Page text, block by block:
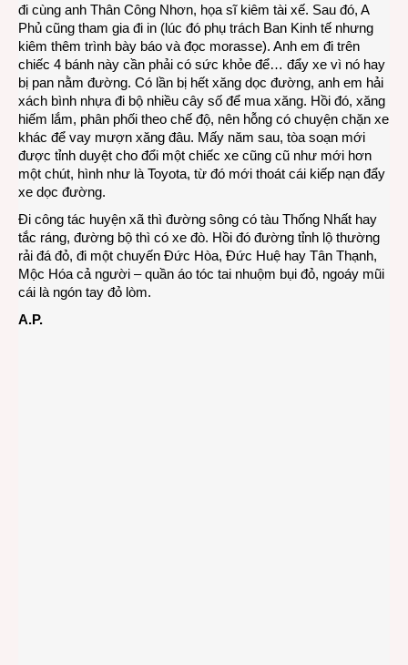
đi cùng anh Thân Công Nhơn, họa sĩ kiêm tài xế. Sau đó, A
Phủ cũng tham gia đi in (lúc đó phụ trách Ban Kinh tế nhưng
kiêm thêm trình bày báo và đọc morasse). Anh em đi trên
chiếc 4 bánh này cần phải có sức khỏe để… đẩy xe vì nó hay
bị pan nằm đường. Có lần bị hết xăng dọc đường, anh em hải
xách bình nhựa đi bộ nhiều cây số để mua xăng. Hồi đó, xăng
hiếm lắm, phân phối theo chế độ, nên hỗng có chuyện chặn xe
khác để vay mượn xăng đâu. Mấy năm sau, tòa soạn mới
được tỉnh duyệt cho đổi một chiếc xe cũng cũ như mới hơn
một chút, hình như là Toyota, từ đó mới thoát cái kiếp nạn đẩy
xe dọc đường.
Đi công tác huyện xã thì đường sông có tàu Thống Nhất hay
tắc ráng, đường bộ thì có xe đò. Hồi đó đường tỉnh lộ thường
rải đá đỏ, đi một chuyến Đức Hòa, Đức Huệ hay Tân Thạnh,
Mộc Hóa cả người – quần áo tóc tai nhuộm bụi đỏ, ngoáy mũi
cái là ngón tay đỏ lòm.
A.P.